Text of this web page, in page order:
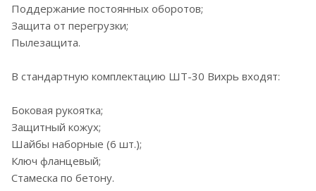
Поддержание постоянных оборотов;
Защита от перегрузки;
Пылезащита.
В стандартную комплектацию ШТ-30 Вихрь входят:
Боковая рукоятка;
Защитный кожух;
Шайбы наборные (6 шт.);
Ключ фланцевый;
Стамеска по бетону.